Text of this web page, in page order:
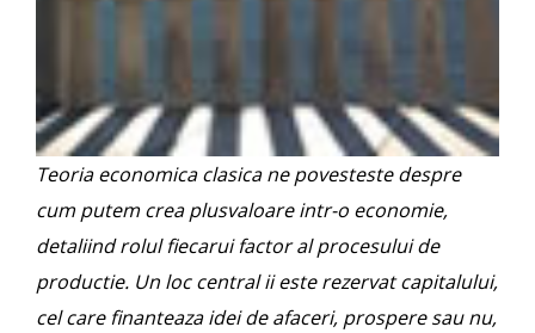
Teoria economica clasica ne povesteste despre
cum putem crea plusvaloare intr-o economie,
detaliind rolul fiecarui factor al procesului de
productie. Un loc central ii este rezervat capitalului,
cel care finanteaza idei de afaceri, prospere sau nu,